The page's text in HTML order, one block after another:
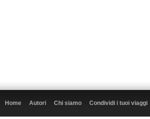
Home Autori Chi siamo Condividi i tuoi viaggi